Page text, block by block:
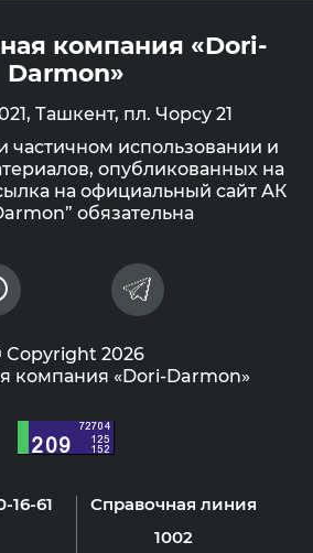
компания «Dori-
Darmon»
Ташкент, пл. Чорсу 21
частичном использовании и
опубликованных на
на официальный сайт АК
обязательна
Copyright 2026
компания «Dori-Darmon»
16-61
Справочная линия
1002